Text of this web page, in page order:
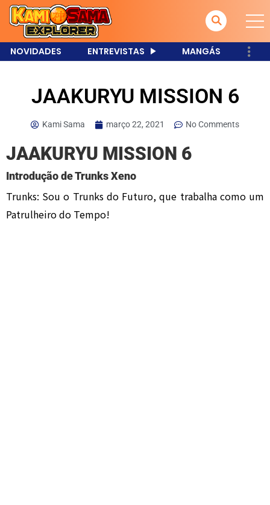
NOVIDADES ENTREVISTAS MANGÁS
JAAKURYU MISSION 6
Kami Sama março 22, 2021 No Comments
JAAKURYU MISSION 6
Introdução de Trunks Xeno
Trunks: Sou o Trunks do Futuro, que trabalha como um
Patrulheiro do Tempo!